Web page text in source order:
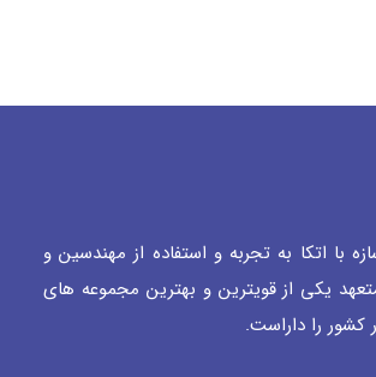
با اتکا به تجربه و استفاده از مهندسین و
یکی از قویترین و بهترین مجموعه های
کشور را داراست.